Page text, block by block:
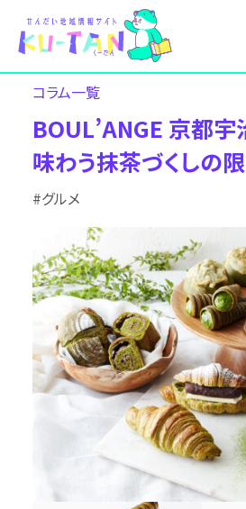
コラム⼀覧
BOUL’ANGE 京都
味わう抹茶づくしの
#グルメ